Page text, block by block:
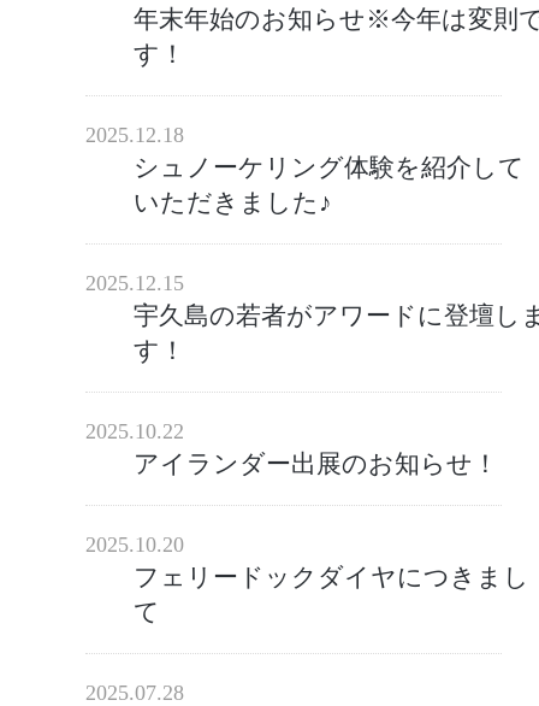
年末年始のお知らせ※今年は変則
す！
2025.12.18
シュノーケリング体験を紹介して
いただきました♪
2025.12.15
宇久島の若者がアワードに登壇し
す！
2025.10.22
アイランダー出展のお知らせ！
2025.10.20
フェリードックダイヤにつきまし
て
2025.07.28